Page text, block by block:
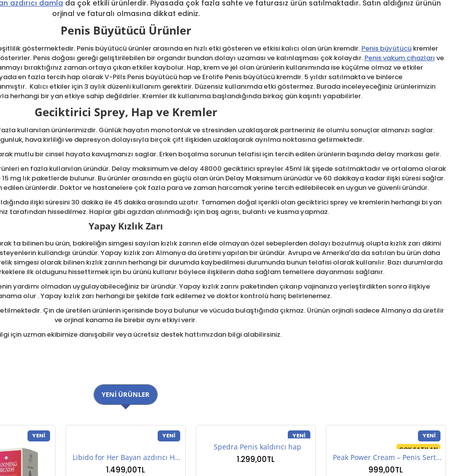
azdırıcı damla da çok etkili ürünlerdir. Piyasada çok fazla sahte ve faturasız ürün satılmaktadır. Satın aldığınız ürünün
orjinal ve faturalı olmasına dikkat ediniz.
Penis Büyütücü Ürünler
göstermektedir. Penis büyütücü ürünler arasında en hızlı etki gösteren ve etkisi kalıcı olan ürün kremdir. Penis büyütücü kremler
Penis doğası gereği geliştirilebilen bir organdır bundan dolayı uzaması ve kalınlaşması çok kolaydır. Penis vakum cihazları ve
bıraktığınız zaman ortaya çıkan etkiler kaybolur. Hap, krem ve jel olan ürünlerin kullanımında ise küçülme olmaz ve etkiler
en fazla tercih hap olarak V-Pills Penis büyütücü hap ve Erolife Penis büyütücü kremdir. 5 yıldır satılmakta ve binlerce
Kalıcı etkiler için 3 aylık düzenli kullanım gerektirir. Düzensiz kullanımda etki göstermez. Burada inceleyeceğiniz ürünlerimizin
herhangi bir yan etkiye sahip değildirler. Kremler ilk kullanıma başlandığında birkaç gün kaşıntı yapabilirler.
Geciktirici Sprey, Hap ve Kremler
kullanılan ürünlerimizdir. Günlük hayatın monotonluk ve stresinden uzaklaşarak partneriniz ile olumlu sonuçlar almanızı saglar.
hava kirliliği ve depresyon dolayısıyla birçok çift ilişkiden uzaklaşarak ayrılma noktasına getirmektedir.
mutlu bir cinsel hayata kavuşmanızı saglar. Erken boşalma sorunun telafisi için tercih edilen ürünlerin başında delay markası gelir.
en fazla kullanılan üründür. Delay maksimum ve delay 48000 geciktirici spreyler 45ml lik şişede satılmaktadır ve ortalama olarak
mg lık paketlerde bulunur. Bu ürünler arasında en güçlü olan ürün Delay Maksimum ürünüdür ve 60 dakikaya kadar ilişki süresi sağlar.
ürünlerdir. Doktor ve hastanelere çok fazla para ve zaman harcamak yerine tercih edilebilecek en uygun ve güvenli üründür.
ilişki süresini 30 dakika ile 45 dakika arasında uzatır. Tamamen doğal içerikli olan geciktirici sprey ve kremlerin herhangi bi yan
tarafından hissedilmez. Haplar gibi agızdan alınmadığı için baş agrısı, bulantı ve kusma yapmaz.
Yapay Kızlık Zarı
ta bilinen bu ürün, bakireliğin simgesi sayılan kızlık zarının elde olmayan özel sebeplerden dolayı bozulmuş olupta kızlık zarı dikimi
kullandıgı üründür. Yapay kızlık zarı Almanya da üretimi yapılan bir üründür. Avrupa ve Amerika'da da satılan bu ürün daha
simgesi olarak bilinen kızlık zarının herhangi bir durumda kaybedilmesi durumunda bunun telafisi olarak kullanılır. Bazı durumlarda
ilk oldugunu hissettirmek için bu ürünü kullanır böylece ilişkilerin daha sağlam temellere dayanması sağlanır.
yardımı olmadan uygulayabileceğiniz bir üründür. Yapay kızlık zarını paketinden çıkarıp vajinanıza yerleştirdikten sonra ilişkiye
olur . Yapay kızlık zarı herhangi bir şekilde fark edilemez ve doktor kontrolü hariç belirlenemez.
Çin de üretilen ürünlerin içerisinde boya bulunur ve vücuda bulaştığında çıkmaz. Ürünün orjinali sadece Almanya da üretilir
ve orjinal kanama ile birebir aynı etkiyi verir.
için uzman ekibimize danışabilir veya ücretsiz destek hattımızdan bilgi alabilirsiniz.
YENI ÜRÜNLER
YENI YENI
Libido for Her Bayan azdırıcı Hap
1.499,00TL
YENI
Spedra Penis kaldırıcı hap
1.299,00TL
YENI
ÇOK SATILAN
Peak Power Cream – Penis Sertleştirici Krem
999,00TL